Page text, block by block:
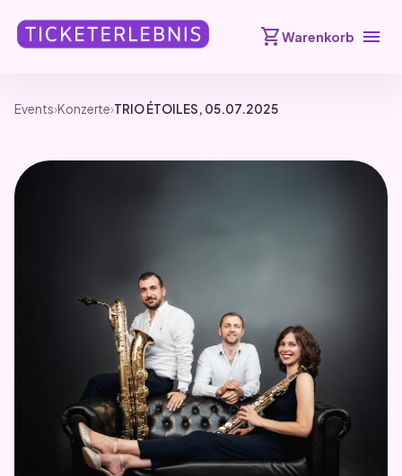
shopping_cartWarenkorb menu
Events›Konzerte›TRIO ÉTOILES, 05.07.2025